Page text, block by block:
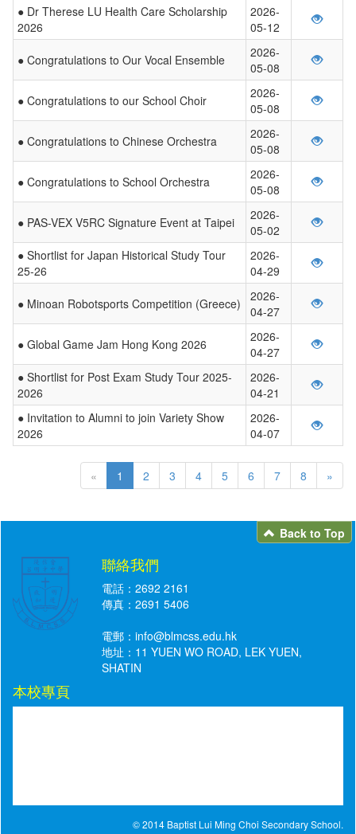
● Dr Therese LU Health Care Scholarship
2026
2026-
05-12
● Congratulations to Our Vocal Ensemble
2026-
05-08
● Congratulations to our School Choir
2026-
05-08
● Congratulations to Chinese Orchestra
2026-
05-08
● Congratulations to School Orchestra
2026-
05-08
● PAS-VEX V5RC Signature Event at Taipei
2026-
05-02
● Shortlist for Japan Historical Study Tour
25-26
2026-
04-29
● Minoan Robotsports Competition (Greece)
2026-
04-27
● Global Game Jam Hong Kong 2026
2026-
04-27
● Shortlist for Post Exam Study Tour 2025-
2026
2026-
04-21
● Invitation to Alumni to join Variety Show
2026
2026-
04-07
« 1 2 3 4 5 6 7 8 »
Back to Top
聯絡我們
電話：2692 2161
傳真：2691 5406
電郵： info@blmcss.edu.hk
地址：11 YUEN WO ROAD, LEK YUEN,
SHATIN
本校專頁
© 2014 Baptist Lui Ming Choi Secondary School.